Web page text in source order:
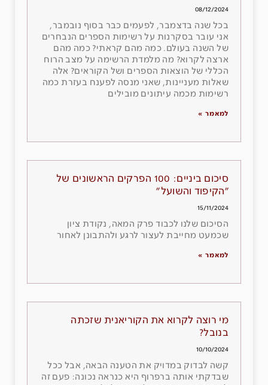
08/12/2024
בכל שנה בדצמבר, לפעמים כבר בסוף נובמבר,
אני עובר בסקרנות על רשימות הספרים הנבחרים
של השנה בעולם. כמה מהם קראתי? כמה מהם
ארצה לקרוא? מה מלמדת הרשימה על מצב הרוח
הכללי של הוצאות הספרים ושל הקוראים? אלה
שאלות מעניינות, שאני מנסה לפענח בעזרת כמה
רשימות מכמה עיתונים מובילים
למאמר »
סיכום ביניים: 100 הפרקים הראשונים של
"הקיפוד והשועל"
15/11/2024
הסיכום שלנו לכבוד פרק המאה, נקודת ציון
שכמעט מחייבת לעצור לרגע ולהתבונן לאחור
למאמר »
מי רוצה לקרוא את הקוריאנית שזכתה
בנובל?
10/10/2024
קשה לבדוק במדויק את הטענה הבאה, אבל ככל
שבדקתי אותה ברפרוף היא כנראה נכונה: פעם זה